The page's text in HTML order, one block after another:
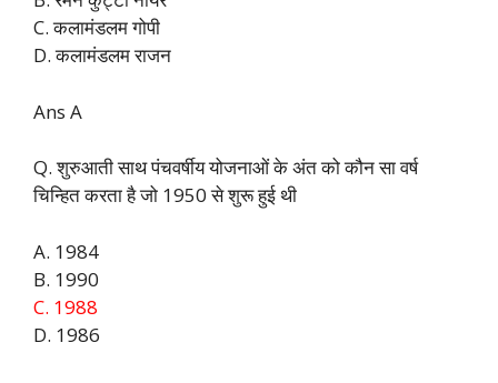
C. कलामंडलम गोपी
D. कलामंडलम राजन
Ans A
Q. शुरुआती साथ पंचवर्षीय योजनाओं के अंत को कौन सा वर्ष
चिन्हित करता है जो 1950 से शुरू हुई थी
A. 1984
B. 1990
C. 1988
D. 1986